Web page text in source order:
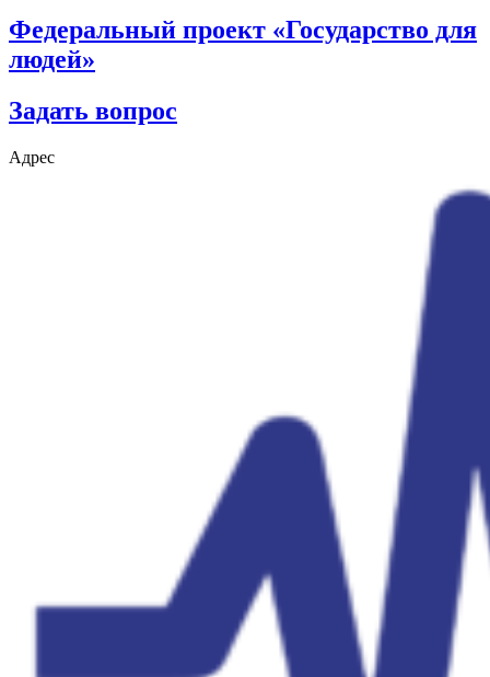
Федеральный проект «Государство для
людей»
Задать вопрос
Адрес